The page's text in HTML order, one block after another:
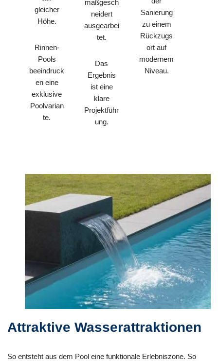
gleicher
Höhe.
Rinnen-
Pools
beeindruck
en eine
exklusive
Poolvarian
te.
maßgesch
neidert
ausgearbei
tet.
Das
Ergebnis
ist eine
klare
Projektführ
ung.
Sanierung
zu einem
Rückzugs
ort auf
modernem
Niveau.
Attraktive Wasserattraktionen
So entsteht aus dem Pool eine funktionale Erlebniszone. So